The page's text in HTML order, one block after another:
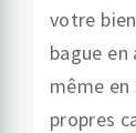
votre
bague en
même en
propres